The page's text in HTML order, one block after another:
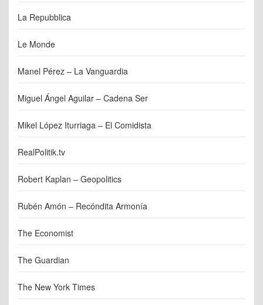
La Repubblica
Le Monde
Manel Pérez – La Vanguardia
Miguel Ángel Aguilar – Cadena Ser
Mikel López Iturriaga – El Comidista
RealPolitik.tv
Robert Kaplan – Geopolitics
Rubén Amón – Recóndita Armonía
The Economist
The Guardian
The New York Times